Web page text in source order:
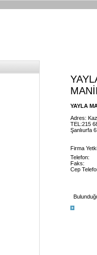
YAYLA
Adres:
TEL:215
Şanlıurfa
Firma
Telefon:
Faks:
Cep